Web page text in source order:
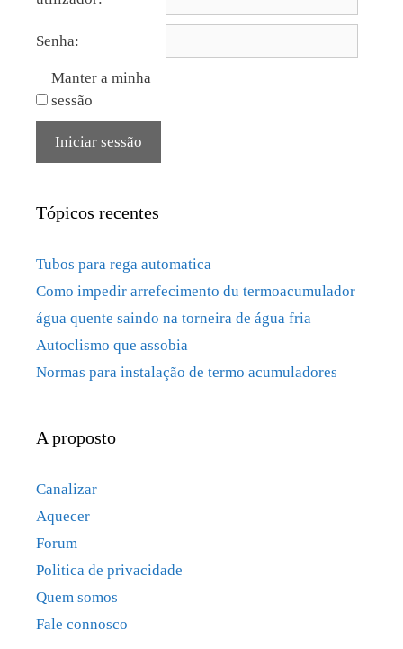
Senha:
Manter a minha
sessão
Iniciar sessão
Tópicos recentes
Tubos para rega automatica
Como impedir arrefecimento du termoacumulador
água quente saindo na torneira de água fria
Autoclismo que assobia
Normas para instalação de termo acumuladores
A proposto
Canalizar
Aquecer
Forum
Politica de privacidade
Quem somos
Fale connosco